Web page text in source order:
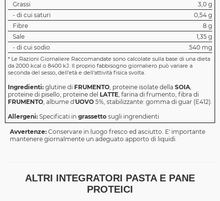
Grassi
3,0 g
- di cui saturi
0,54 g
Fibre
8 g
Sale
1,35 g
- di cui sodio
540 mg
* Le Razioni Giornaliere Raccomandate sono calcolate sulla base di una dieta
da 2000 kcal o 8400 kJ. Il proprio fabbisogno giornaliero può variare a
seconda del sesso, dell'età e dell'attività fisica svolta.
Ingredienti: glutine di FRUMENTO, proteine isolate della SOIA,
proteine di pisello, proteine del LATTE, farina di frumento, fibra di
FRUMENTO, albume d'UOVO 5%, stabilizzante: gomma di guar (E412).
Allergeni: Specificati in grassetto sugli ingrendienti
Avvertenze: Conservare in luogo fresco ed asciutto. E' importante
mantenere giornalmente un adeguato apporto di liquidi.
ALTRI INTEGRATORI PASTA E PANE
PROTEICI